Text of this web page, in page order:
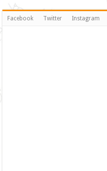
Facebook Twitter Instagram